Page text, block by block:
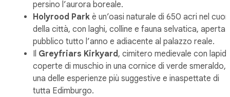
persino l’aurora boreale.
Holyrood Park è un’oasi naturale di 650 acri nel
della città, con laghi, colline e fauna selvatica, aperta
pubblico tutto l’anno e adiacente al palazzo reale.
Il Greyfriars Kirkyard , cimitero medievale con lapidi
coperte di muschio in una cornice di verde smeraldo,
una delle esperienze più suggestive e inaspettate di
tutta Edimburgo.